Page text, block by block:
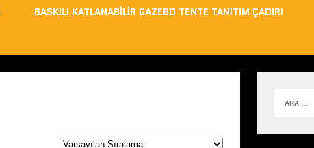
BASKILI KATLANABILIR GAZEBO TENTE TANITIM ÇADIRI